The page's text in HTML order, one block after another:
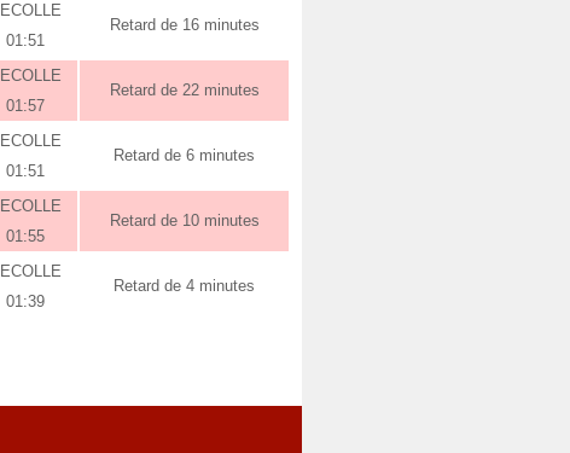
01:51
Retard de 16 minutes
01:57
Retard de 22 minutes
01:51
Retard de 6 minutes
01:55
Retard de 10 minutes
01:39
Retard de 4 minutes